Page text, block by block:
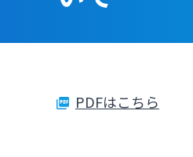
PDFはこちら